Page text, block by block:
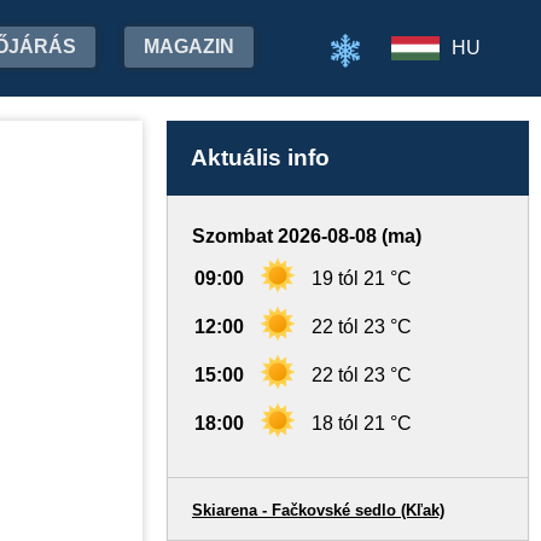
MAGAZIN HU
Aktuális info
Szombat 2026-08-08 (ma)
09:00 19 tól 21 °C
12:00 22 tól 23 °C
15:00 22 tól 23 °C
18:00 18 tól 21 °C
Skiarena - Fačkovské sedlo (Kľak)